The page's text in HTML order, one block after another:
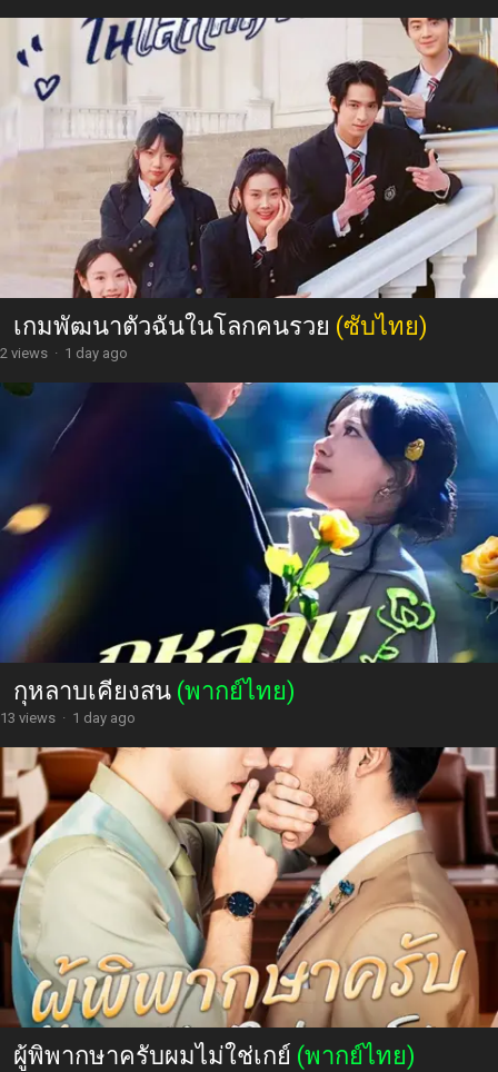
เกมพัฒนาตัวฉันในโลกคนรวย (ซับไทย)
2 views · 1 day ago
กุหลาบเคียงสน (พากย์ไทย)
13 views · 1 day ago
ผู้พิพากษาครับผมไม่ใช่เกย์ (พากย์ไทย)